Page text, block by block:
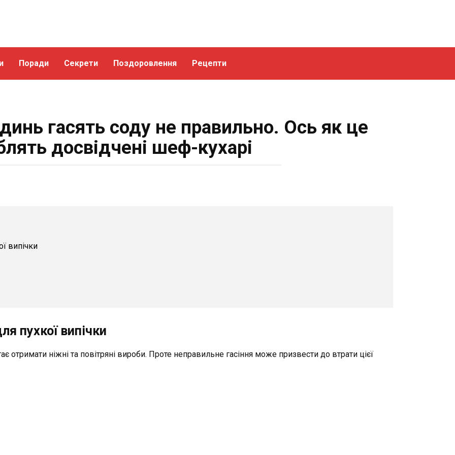
Поради Секрети Поздоровлення Рецепти
гасять соду не правильно. Ось як це
досвідчені шеф-кухарі
випічки
пухкої випічки
отримати ніжні та повітряні вироби. Проте неправильне гасіння може призвести до втрати цієї